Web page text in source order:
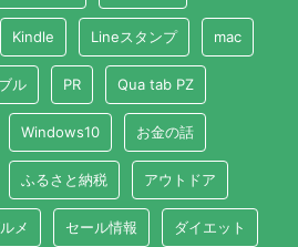
Kindle Lineスタンプ mac
ル PR Qua tab PZ
Windows10 お金の話
ふるさと納税 アウトドア
メ セール情報 ダイエット